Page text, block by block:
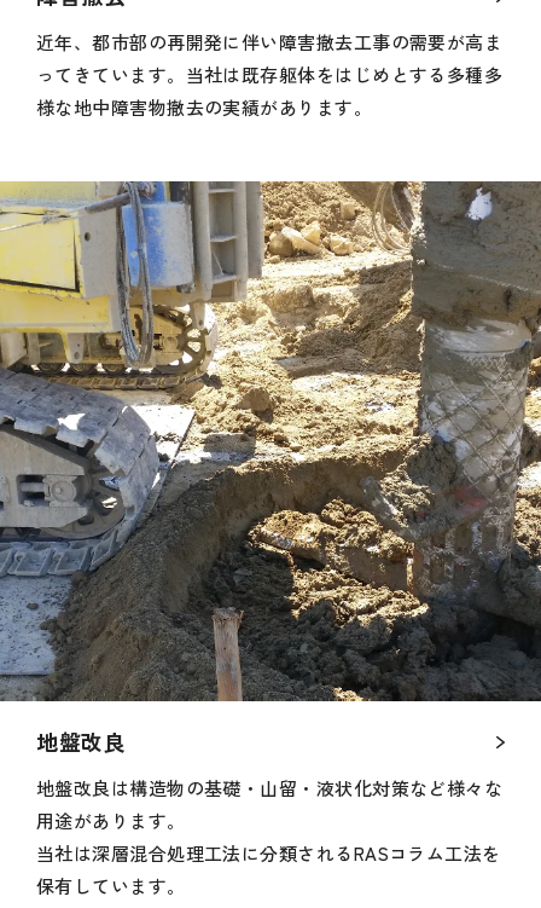
近年、都市部の再開発に伴い障害撤去工事の需要が高ま
ってきています。当社は既存躯体をはじめとする多種多
様な地中障害物撤去の実績があります。
地盤改良
地盤改良は構造物の基礎・山留・液状化対策など様々な
用途があります。
当社は深層混合処理工法に分類されるRASコラム工法を
保有しています。